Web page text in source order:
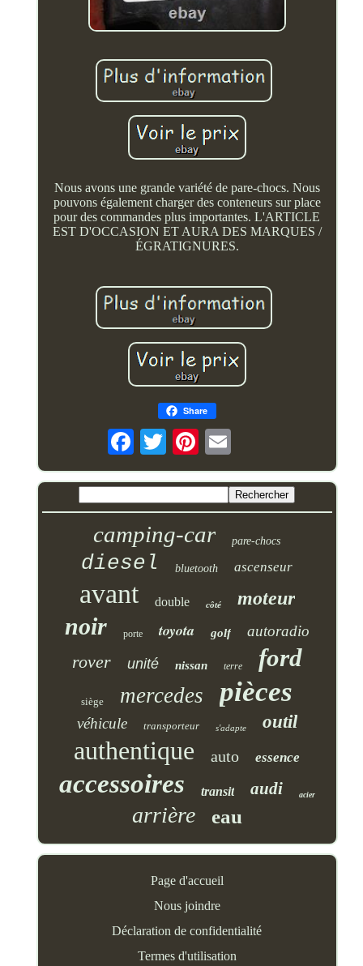
Nous avons une grande variété de pare-chocs. Nous
pouvons également charger des conteneurs sur place
pour des commandes plus importantes. L'ARTICLE
EST D'OCCASION ET AURA DES MARQUES /
ÉGRATIGNURES.
Share
camping-car pare-chocs
diesel bluetooth ascenseur
avant double côté moteur
noir porte toyota golf autoradio
rover unité nissan terre ford
siège mercedes pièces
véhicule transporteur s'adapte outil
authentique auto essence
accessoires transit audi acier
arrière eau
Page d'accueil
Nous joindre
Déclaration de confidentialité
Termes d'utilisation